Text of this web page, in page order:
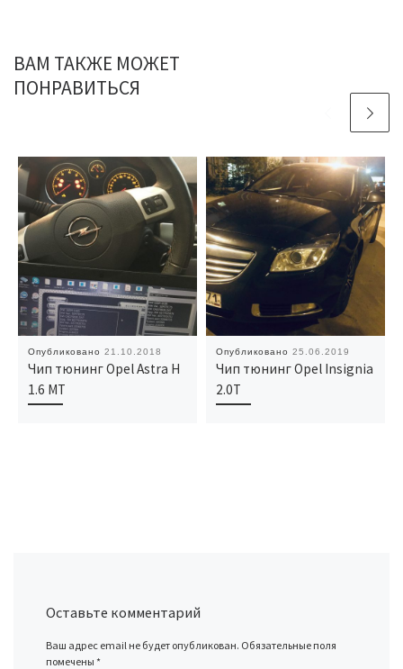
ВАМ ТАКЖЕ МОЖЕТ
ПОНРАВИТЬСЯ
Опубликовано21.10.2018
Чип тюнинг Opel Astra H
1.6 MT
Опубликовано25.06.2019
Чип тюнинг Opel Insignia
2.0T
Оставьте комментарий
Ваш адрес email не будет опубликован. Обязательные поля
помечены*